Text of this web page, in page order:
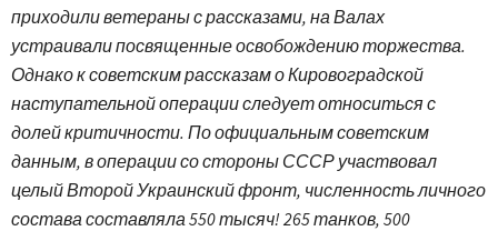
приходили ветераны с рассказами, на Валах
устраивали посвященные освобождению торжества.
Однако к советским рассказам о Кировоградской
наступательной операции следует относиться с
долей критичности. По официальным советским
данным, в операции со стороны СССР участвовал
целый Второй Украинский фронт, численность личного
состава составляла 550 тысяч! 265 танков, 500